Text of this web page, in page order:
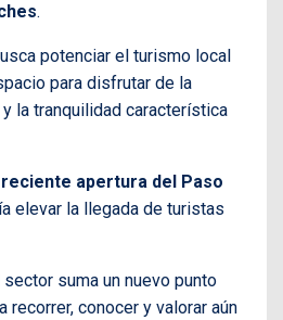
.
potenciar el turismo local
para disfrutar de la
la tranquilidad característica
reciente apertura del Paso
elevar la llegada de turistas
suma un nuevo punto
recorrer, conocer y valorar aún